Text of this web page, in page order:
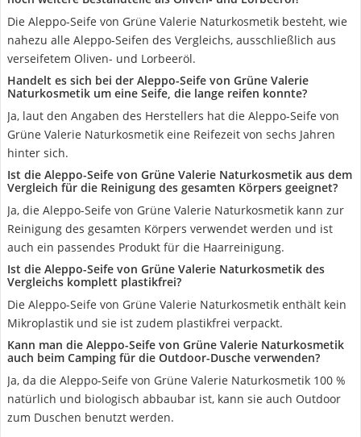
Die Aleppo-Seife von Grüne Valerie Naturkosmetik besteht, wie
nahezu alle Aleppo-Seifen des Vergleichs, ausschließlich aus
verseifetem Oliven- und Lorbeeröl.
Handelt es sich bei der Aleppo-Seife von Grüne Valerie
Naturkosmetik um eine Seife, die lange reifen konnte?
Ja, laut den Angaben des Herstellers hat die Aleppo-Seife von
Grüne Valerie Naturkosmetik eine Reifezeit von sechs Jahren
hinter sich.
Ist die Aleppo-Seife von Grüne Valerie Naturkosmetik aus dem
Vergleich für die Reinigung des gesamten Körpers geeignet?
Ja, die Aleppo-Seife von Grüne Valerie Naturkosmetik kann zur
Reinigung des gesamten Körpers verwendet werden und ist
auch ein passendes Produkt für die Haarreinigung.
Ist die Aleppo-Seife von Grüne Valerie Naturkosmetik des
Vergleichs komplett plastikfrei?
Die Aleppo-Seife von Grüne Valerie Naturkosmetik enthält kein
Mikroplastik und sie ist zudem plastikfrei verpackt.
Kann man die Aleppo-Seife von Grüne Valerie Naturkosmetik
auch beim Camping für die Outdoor-Dusche verwenden?
Ja, da die Aleppo-Seife von Grüne Valerie Naturkosmetik 100 %
natürlich und biologisch abbaubar ist, kann sie auch Outdoor
zum Duschen benutzt werden.